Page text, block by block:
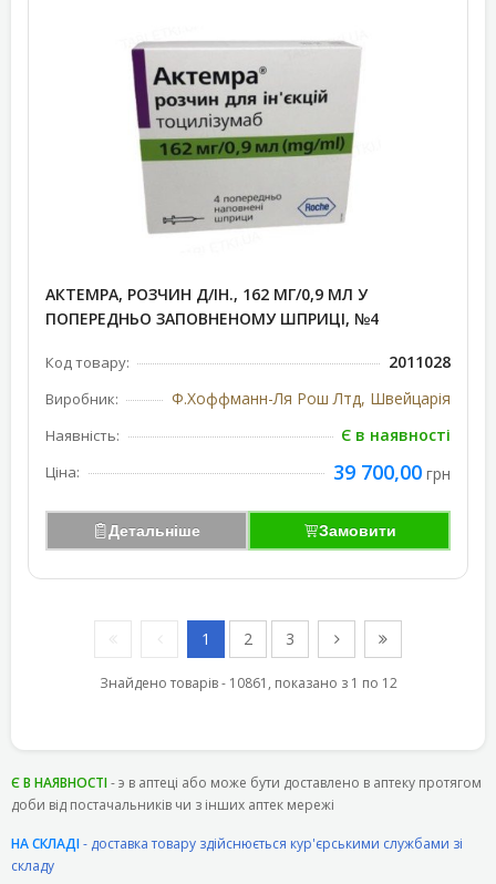
АКТЕМРА, РОЗЧИН Д/ІН., 162 МГ/0,9 МЛ У
ПОПЕРЕДНЬО ЗАПОВНЕНОМУ ШПРИЦІ, №4
Код товару: 2011028
Виробник: Ф.Хоффманн-Ля Рош Лтд, Швейцарія
Наявність: Є в наявності
Ціна: 39 700,00 грн
Детальніше Замовити
1 2 3
Знайдено товарів - 10861, показано з 1 по 12
Є В НАЯВНОСТІ- э в аптеці або може бути доставлено в аптеку протягом
доби від постачальників чи з інших аптек мережі
НА СКЛАДІ- доставка товару здійснюється кур'єрськими службами зі
складу